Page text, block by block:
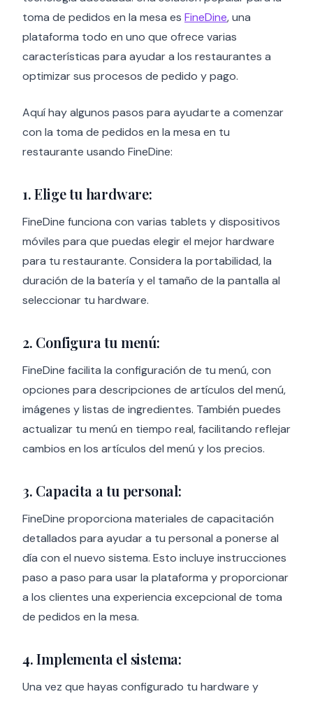
toma de pedidos en la mesa es FineDine, una
plataforma todo en uno que ofrece varias
características para ayudar a los restaurantes a
optimizar sus procesos de pedido y pago.
Aquí hay algunos pasos para ayudarte a comenzar
con la toma de pedidos en la mesa en tu
restaurante usando FineDine:
1. Elige tu hardware:
FineDine funciona con varias tablets y dispositivos
móviles para que puedas elegir el mejor hardware
para tu restaurante. Considera la portabilidad, la
duración de la batería y el tamaño de la pantalla al
seleccionar tu hardware.
2. Configura tu menú:
FineDine facilita la configuración de tu menú, con
opciones para descripciones de artículos del menú,
imágenes y listas de ingredientes. También puedes
actualizar tu menú en tiempo real, facilitando reflejar
cambios en los artículos del menú y los precios.
3. Capacita a tu personal:
FineDine proporciona materiales de capacitación
detallados para ayudar a tu personal a ponerse al
día con el nuevo sistema. Esto incluye instrucciones
paso a paso para usar la plataforma y proporcionar
a los clientes una experiencia excepcional de toma
de pedidos en la mesa.
4. Implementa el sistema:
Una vez que hayas configurado tu hardware y